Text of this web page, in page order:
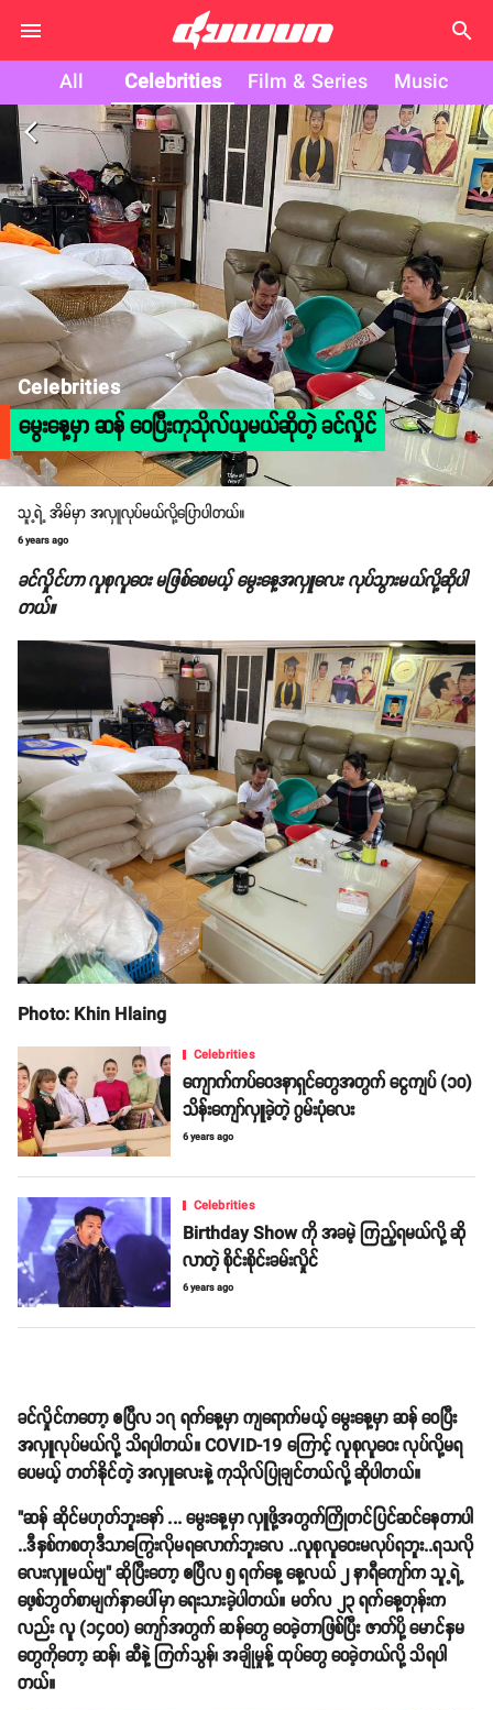
search
All Celebrities Film & Series Music
arrow_back_ios
Celebrities
မွေးနေ့မှာ ဆန် ဝေပြီးကုသိုလ်ယူမယ်ဆိုတဲ့ ခင်လှိုင်
သူ့ရဲ့ အိမ်မှာ အလှူလုပ်မယ်လို့ပြောပါတယ်။
6 years ago
ခင်လှိုင်ဟာ လူစုလူဝေး မဖြစ်စေမယ့် မွေးနေ့အလှူလေး လုပ်သွားမယ်လို့ဆိုပါ
တယ်။
Photo: Khin Hlaing
Celebrities
ကျောက်ကပ်ဝေဒနာရှင်တွေအတွက် ငွေကျပ် (၁၀)
သိန်းကျော်လှူခဲ့တဲ့ ဂွမ်းပုံလေး
6 years ago
Celebrities
Birthday Show ကို အခမဲ့ ကြည့်ရမယ်လို့ ဆို
လာတဲ့ စိုင်းစိုင်းခမ်းလှိုင်
6 years ago
ခင်လှိုင်ကတော့ ဧပြီလ ၁၇ ရက်နေ့မှာ ကျရောက်မယ့် မွေးနေ့မှာ ဆန် ဝေပြီး
အလှူလုပ်မယ်လို့ သိရပါတယ်။ COVID-19 ကြောင့် လူစုလူဝေး လုပ်လို့မရ
ပေမယ့် တတ်နိုင်တဲ့ အလှူလေးနဲ့ ကုသိုလ်ပြုချင်တယ်လို့ ဆိုပါတယ်။
"ဆန် ဆိုင်မဟုတ်ဘူးနော် ... မွေးနေ့မှာ လှူဖို့အတွက်ကြိုတင်ပြင်ဆင်နေတာပါ
..ဒီနှစ်ကစတုဒီသာကြွေးလိုမရလောက်ဘူးလေ ..လူစုလူဝေးမလုပ်ရဘူး..ရသလို
လေးလှူမယ်ဗျ" ဆိုပြီးတော့ ဧပြီလ ၅ ရက်နေ့ နေ့လယ် ၂ နာရီကျော်က သူ့ရဲ့
ဖေ့စ်ဘွတ်စာမျက်နှာပေါ်မှာ ရေးသားခဲ့ပါတယ်။ မတ်လ ၂၃ ရက်နေ့တုန်းက
လည်း လူ (၁၄၀၀) ကျော်အတွက် ဆန်တွေ ဝေခဲ့တာဖြစ်ပြီး ဇာတ်ပို့ မောင်နှမ
တွေကိုတော့ ဆန်၊ ဆီနဲ့ ကြက်သွန်၊ အချိုမှုန့် ထုပ်တွေ ဝေခဲ့တယ်လို့ သိရပါ
တယ်။